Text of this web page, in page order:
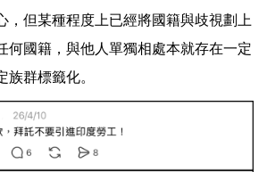
，但某種程度上已經將國籍與歧視劃上
何國籍，與他人單獨相處本就存在一定
族群標籤化。